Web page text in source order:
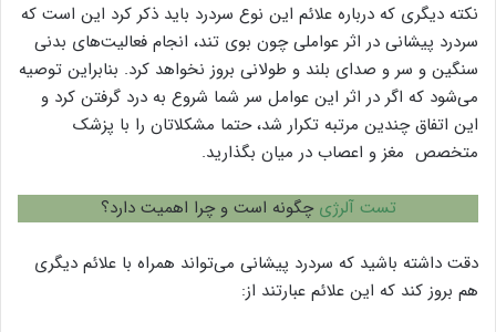
نکته دیگری که درباره علائم این نوع سردرد باید ذکر کرد این است که
سردرد پیشانی در اثر عواملی چون بوی تند، انجام فعالیت‌های بدنی
سنگین و سر و صدای بلند و طولانی بروز نخواهد کرد. بنابراین توصیه
می‌شود که اگر در اثر این عوامل سر شما شروع به درد گرفتن کرد و
این اتفاق چندین مرتبه تکرار شد، حتما مشکلاتان را با پزشک
متخصص مغز و اعصاب در میان بگذارید.
تست آلرژی چگونه است و چرا اهمیت دارد؟
دقت داشته باشید که سردرد پیشانی می‌تواند همراه با علائم دیگری
هم بروز کند که این علائم عبارتند از: